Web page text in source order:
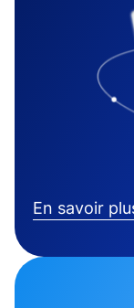
En savoir